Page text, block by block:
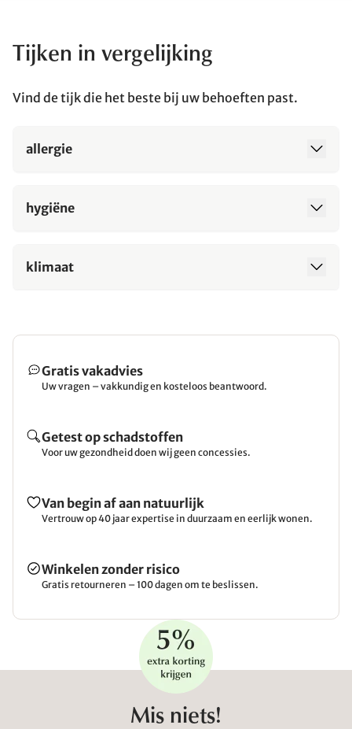
Tijken in vergelijking
Vind de tijk die het beste bij uw behoeften past.
allergie
hygiëne
klimaat
Gratis vakadvies
Uw vragen – vakkundig en kosteloos beantwoord.
Getest op schadstoffen
Voor uw gezondheid doen wij geen concessies.
Van begin af aan natuurlijk
Vertrouw op 40 jaar expertise in duurzaam en eerlijk wonen.
Winkelen zonder risico
Gratis retourneren – 100 dagen om te beslissen.
Mis niets!